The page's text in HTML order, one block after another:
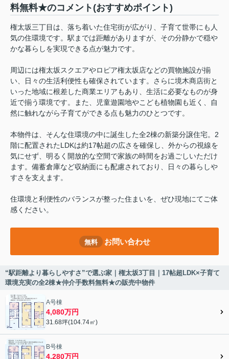
料無料★のコメント(おすすめポイント)
権太坂三丁目は、落ち着いた住宅街が広がり、子育て世帯にも人
気の住環境です。駅までは距離がありますが、その分静かで穏や
かな暮らしを実現できる点が魅力です。
周辺には権太坂スクエアやロピア権太坂店などの買物施設が揃
い、日々の生活利便性も確保されています。さらに境木商店街と
いった地域に根差した商業エリアもあり、生活に必要なものが身
近で揃う環境です。また、児童遊園地やこども植物園も近く、自
然に触れながら子育てができる点も魅力のひとつです。
本物件は、そんな住環境の中に誕生した全2棟の新築分譲住宅。2
階に配置されたLDKは約17帖超の広さを確保し、外からの視線を
気にせず、明るく開放的な空間で家族の時間をお過ごしいただけ
ます。備蓄倉庫など収納面にも配慮されており、日々の暮らしや
すさを支えます。
住環境と利便性のバランスが整った住まいを、ぜひ現地にてご体
感ください。
無料 お問い合わせ
“駅距離より暮らしやすさ”で選ぶ家｜権太坂3丁目｜17帖超LDK×子育て
環境充実の全2棟★仲介手数料無料★の販売中物件
A号棟
4,080万円
31.68坪(104.74㎡)
B号棟
4,280万円